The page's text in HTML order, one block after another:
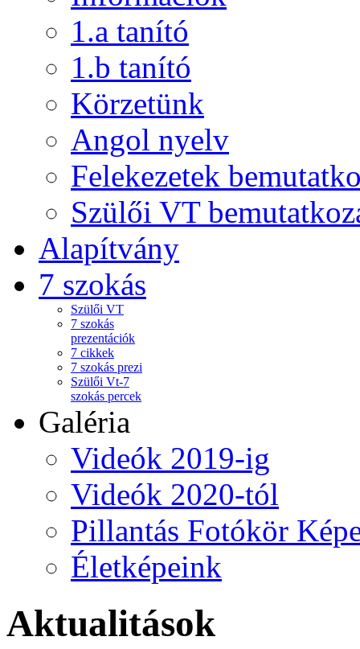
1.a tanító
1.b tanító
Körzetünk
Angol nyelv
Felekezetek
Szülői VT
Alapítvány
7 szokás
Szülői VT
7 szokás
prezentációk
7 cikkek
7 szokás prezi
Szülői Vt-7
szokás percek
Galéria
Videók 2019-ig
Videók 2020-tól
Pillantás Fotókör
Életképeink
Aktualitások